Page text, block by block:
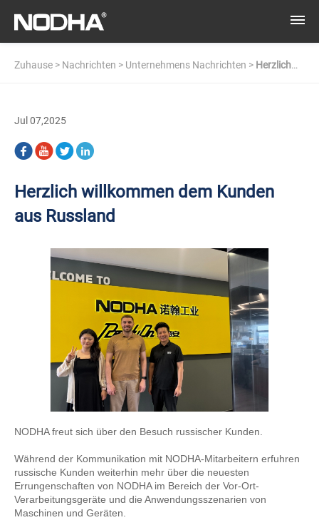
Zuhause > Nachrichten > Unternehmens Nachrichten > Herzlich
Jul 07,2025
Herzlich willkommen dem Kunden
aus Russland
NODHA freut sich über den Besuch russischer Kunden.
Während der Kommunikation mit NODHA-Mitarbeitern erfuhren
russische Kunden weiterhin mehr über die neuesten
Errungenschaften von NODHA im Bereich der Vor-Ort-
Verarbeitungsgeräte und die Anwendungsszenarien von
Maschinen und Geräten.